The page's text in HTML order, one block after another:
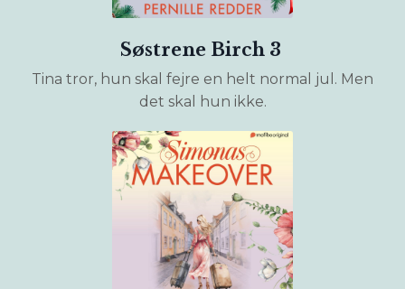
Søstrene Birch 3
Tina tror, hun skal fejre en helt normal jul. Men
det skal hun ikke.